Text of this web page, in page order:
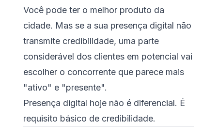
Você pode ter o melhor produto da
cidade. Mas se a sua presença digital não
transmite credibilidade, uma parte
considerável dos clientes em potencial vai
escolher o concorrente que parece mais
"ativo" e "presente".
Presença digital hoje não é diferencial. É
requisito básico de credibilidade.